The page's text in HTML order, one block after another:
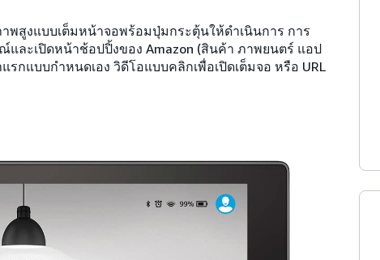
สูงแบบเต็มหน้าจอพร้อมปุ่มกระตุ้นให้ดำเนินการ การ
ละเปิดหน้าช้อปปิ้งของ Amazon (สินค้า ภาพยนตร์ แอป
กแบบกำหนดเอง วิดีโอแบบคลิกเพื่อเปิดเต็มจอ หรือ URL